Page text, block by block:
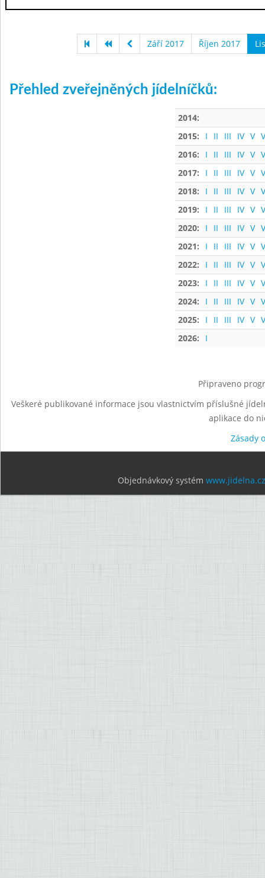
Září 2017 Říjen 2017
Přehled zveřejněných jídelníčků:
2014:
2015:
I II III IV V
2016:
I II III IV V
2017:
I II III IV V
2018:
I II III IV V
2019:
I II III IV V
2020:
I II III IV V
2021:
I II III IV V
2022:
I II III IV V
2023:
I II III IV V
2024:
I II III IV V
2025:
I II III IV V
2026:
I
Připraveno
Veškeré publikované informace jsou vlastnictvím příslušné
aplikace do
Zásady
Objednávkový systém www.jidelna.cz